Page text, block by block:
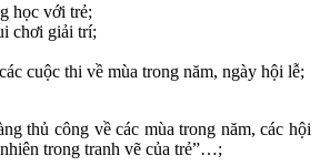
học với trẻ;
chơi giải trí;
cuộc thi về mùa trong năm, ngày hội lễ;
thủ công về các mùa trong năm, các hội
trong tranh vẽ của trẻ”…;